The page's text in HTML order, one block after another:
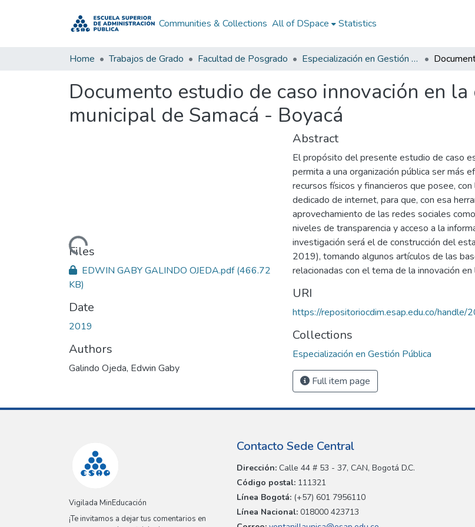
Communities & Collections All of DSpace Statistics
Home Trabajos de Grado Facultad de Posgrado Especialización en Gestión Pública
Documento estudio de caso innovación en
municipal de Samacá - Boyacá
Loading...
Files
EDWIN GABY GALINDO OJEDA.pdf(466.72
KB)
Date
2019
Authors
Galindo Ojeda, Edwin Gaby
Abstract
El propósito del presente estudio de caso
permita a una organización pública ser más
recursos físicos y financieros que posee, con
dedicado de internet, para que, con esa
aprovechamiento de las redes sociales
niveles de transparencia y acceso a la
investigación será el de construcción del
2019), tomando algunos artículos de las
relacionadas con el tema de la innovación
URI
https://repositoriocdim.esap.edu.co/
Collections
Especialización en Gestión Pública
Full item page
Vigilada MinEducación
¡Te invitamos a dejar tus comentarios en
Contacto Sede Central
Dirección: Calle 44 # 53 - 37, CAN, Bogotá D.C.
Código postal: 111321
Línea Bogotá: (+57) 601 7956110
Línea Nacional: 018000 423713